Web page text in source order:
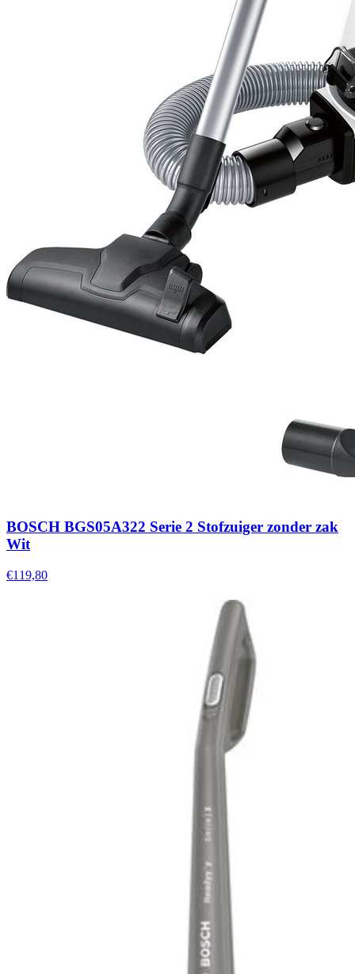
BOSCH BGS05A322 Serie 2 Stofzuiger zonder zak
Wit
€119,80